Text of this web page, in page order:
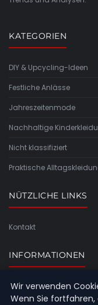
KATEGORIEN
DIY & Upcycling-Ideen
Festliche Anlässe
Jahreszeitenmode
Nachhaltige
Nicht klassifiziert
Praktische
NÜTZLICHE LINKS
Kontakt
INFORMATIONEN
Seitenübersicht
Wir verwenden
Wenn Sie fortfahren,